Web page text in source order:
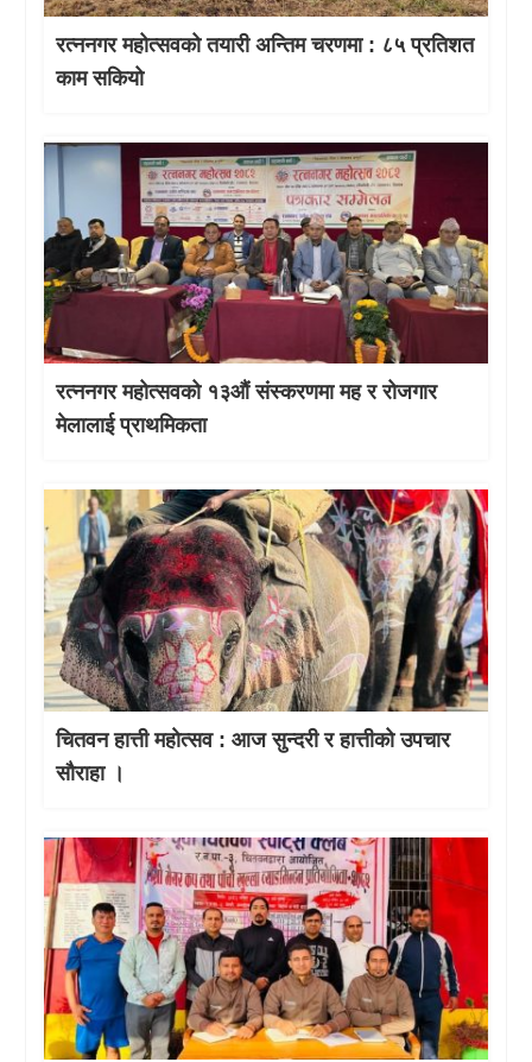
रत्ननगर महोत्सवको तयारी अन्तिम चरणमा : ८५ प्रतिशत
काम सकियो
रत्ननगर महोत्सवको १३औं संस्करणमा मह र रोजगार
मेलालाई प्राथमिकता
चितवन हात्ती महाेत्सव : आज सुन्दरी र हात्तीको उपचार
साैराहा ।